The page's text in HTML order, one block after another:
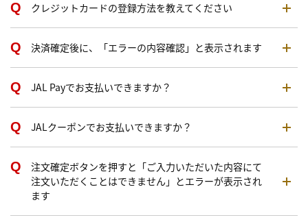
クレジットカードの登録方法を教えてください
決済確定後に、「エラーの内容確認」と表示されます
JAL Payでお支払いできますか？
JALクーポンでお支払いできますか？
注文確定ボタンを押すと「ご入力いただいた内容にて
注文いただくことはできません」とエラーが表示され
ます